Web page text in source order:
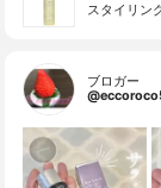
スタイリン
ブロガー